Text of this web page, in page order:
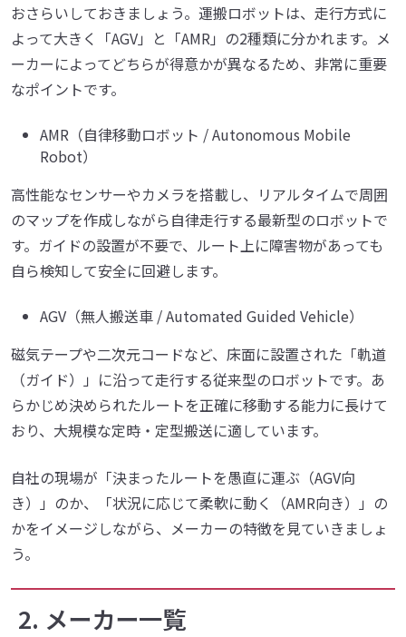
おさらいしておきましょう。運搬ロボットは、走行方式に
よって大きく「AGV」と「AMR」の2種類に分かれます。メ
ーカーによってどちらが得意かが異なるため、非常に重要
なポイントです。
AMR（自律移動ロボット / Autonomous Mobile
Robot）
高性能なセンサーやカメラを搭載し、リアルタイムで周囲
のマップを作成しながら自律走行する最新型のロボットで
す。ガイドの設置が不要で、ルート上に障害物があっても
自ら検知して安全に回避します。
AGV（無人搬送車 / Automated Guided Vehicle）
磁気テープや二次元コードなど、床面に設置された「軌道
（ガイド）」に沿って走行する従来型のロボットです。あ
らかじめ決められたルートを正確に移動する能力に長けて
おり、大規模な定時・定型搬送に適しています。
自社の現場が「決まったルートを愚直に運ぶ（AGV向
き）」のか、「状況に応じて柔軟に動く（AMR向き）」の
かをイメージしながら、メーカーの特徴を見ていきましょ
う。
2. メーカー一覧